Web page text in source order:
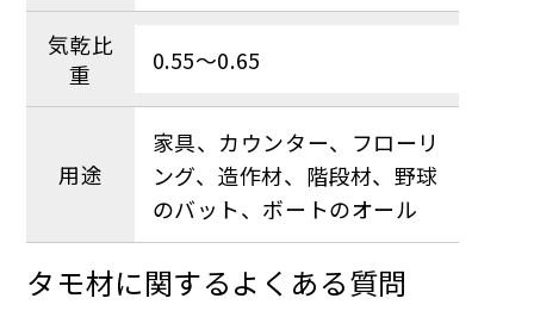
気乾比
重
0.55～0.65
用途
家具、カウンター、フローリ
ング、造作材、階段材、野球
のバット、ボートのオール
タモ材に関するよくある質問